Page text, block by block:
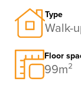
Type
Walk-
Floor
99m²